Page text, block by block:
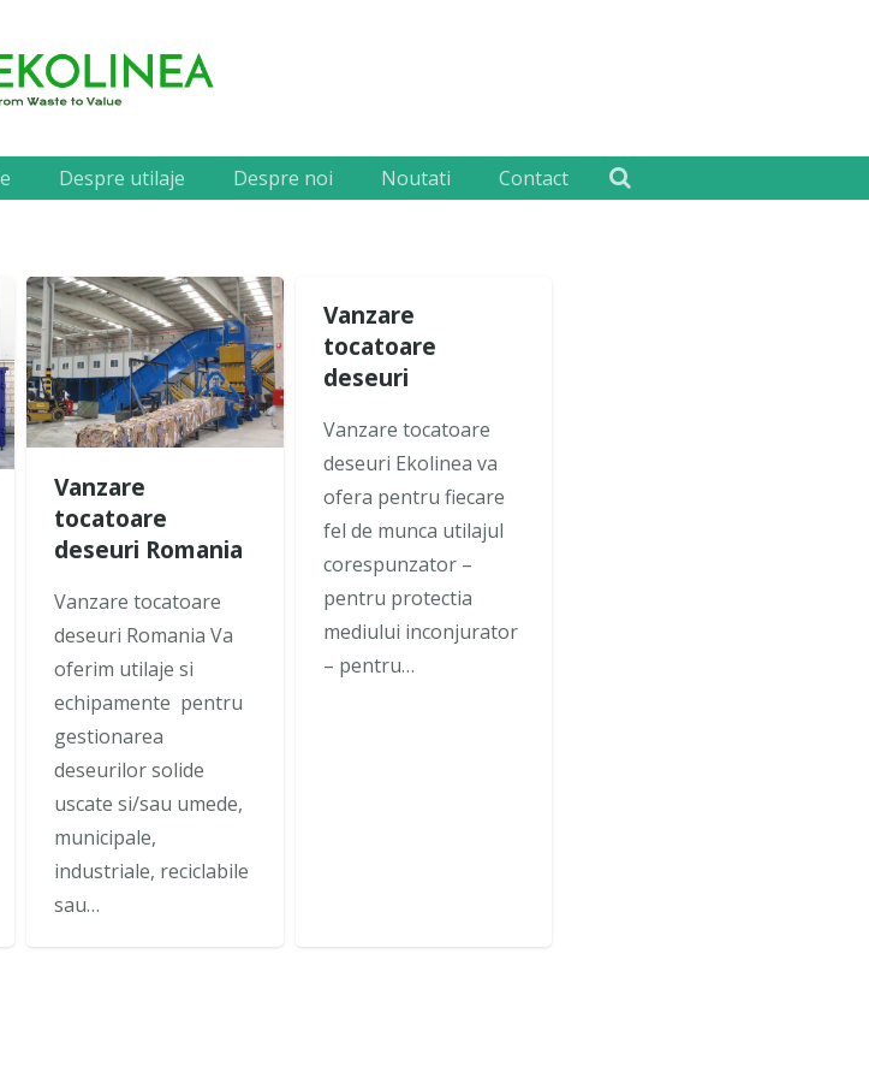
Despre utilaje Despre noi Noutati Contact
Vanzare
tocatoare
deseuri Romania
Vanzare tocatoare
deseuri Romania Va
oferim utilaje si
echipamente pentru
gestionarea
deseurilor solide
uscate si/sau umede,
municipale,
industriale, reciclabile
sau…
Vanzare
tocatoare
deseuri
Vanzare tocatoare
deseuri Ekolinea va
ofera pentru fiecare
fel de munca utilajul
corespunzator –
pentru protectia
mediului inconjurator
– pentru…